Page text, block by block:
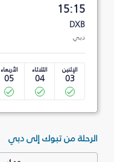
15:15
DXB
دبي
الإثنين
03
الثلاثاء
04
الأربعاء
05
الرحلة من تبوك‎ إلى دبي